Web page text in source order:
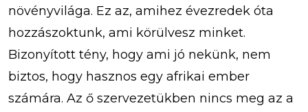
növényvilága. Ez az, amihez évezredek óta
hozzászoktunk, ami körülvesz minket.
Bizonyított tény, hogy ami jó nekünk, nem
biztos, hogy hasznos egy afrikai ember
számára. Az ő szervezetükben nincs meg az a